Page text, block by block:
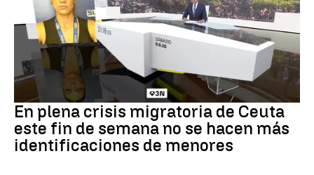
Crisis en Ceuta
En plena crisis migratoria de Ceuta
este fin de semana no se hacen más
identificaciones de menores